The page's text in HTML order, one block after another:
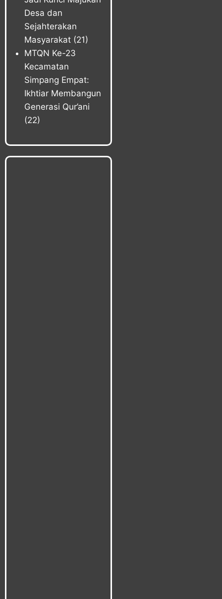
Desa dan
Sejahterakan
Masyarakat (21)
MTQN Ke-23
Kecamatan
Simpang Empat:
Ikhtiar Membangun
Generasi Qur’ani
(22)